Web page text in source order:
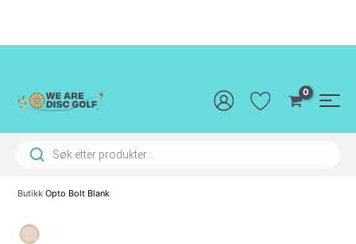
innholdet
Products search
Butikk Opto Bolt Blank